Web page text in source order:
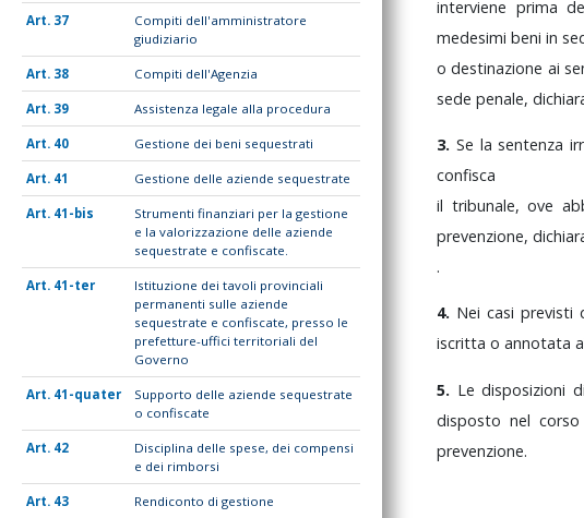
37
Compiti dell'amministratore
giudiziario
38 Compiti dell'Agenzia
39 Assistenza legale alla procedura
40 Gestione dei beni sequestrati
41 Gestione delle aziende sequestrate
41-bis
Strumenti finanziari per la gestione
e la valorizzazione delle aziende
sequestrate e confiscate.
41-ter
Istituzione dei tavoli provinciali
permanenti sulle aziende
sequestrate e confiscate, presso le
prefetture-uffici territoriali del
Governo
41-quater
Supporto delle aziende sequestrate
o confiscate
42
Disciplina delle spese, dei compensi
e dei rimborsi
43 Rendiconto di gestione
interviene prima
medesimibeniin
odestinazione ai
sede penale,
3. Se lasentenza
il tribunale,ove
prevenzione,
.
4. Nei casi previsti
iscritta o annotata
5. Ledisposizionidi
disposto nel corso
prevenzione.